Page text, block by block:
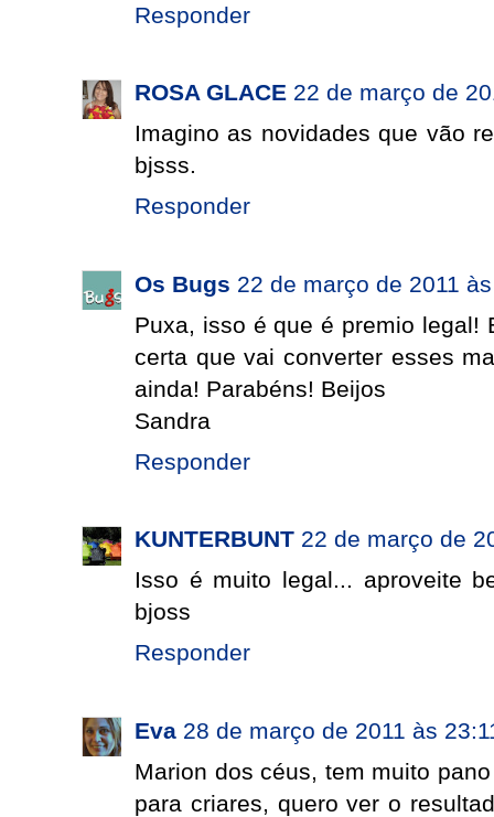
Responder
ROSA GLACE 22 de março de
Imagino as novidades que vão
bjsss.
Responder
Os Bugs 22 de março de 2011
Puxa, isso é que é premio legal!
certa que vai converter esses
ainda! Parabéns! Beijos
Sandra
Responder
KUNTERBUNT 22 de março de
Isso é muito legal... aproveite
bjoss
Responder
Eva 28 de março de 2011 às
Marion dos céus, tem muito
para criares, quero ver o